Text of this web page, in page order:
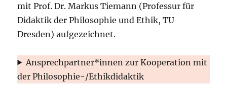
mit Prof. Dr. Markus Tiemann (Professur für
Didaktik der Philosophie und Ethik, TU
Dresden) aufgezeichnet.
Ansprechpartner*innen zur Kooperation mit
der Philosophie-/Ethikdidaktik